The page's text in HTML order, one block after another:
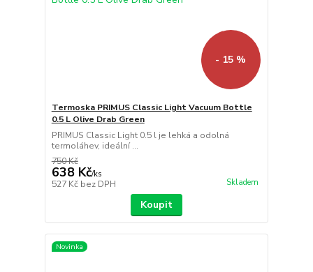
- 15 %
Termoska PRIMUS Classic Light Vacuum Bottle
0.5 L Olive Drab Green
PRIMUS Classic Light 0.5 l je lehká a odolná
termoláhev, ideální ...
750 Kč
638 Kč/ks
527 Kč bez DPH Skladem
Koupit
Novinka